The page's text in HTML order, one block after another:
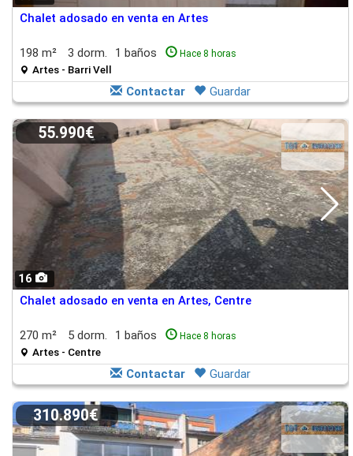
Chalet adosado en venta en Artes
198 m² 3 dorm. 1 baños Hace 8 horas
Artes - Barri Vell
Contactar Guardar
16
55.990€
Chalet adosado en venta en Artes, Centre
270 m² 5 dorm. 1 baños Hace 8 horas
Artes - Centre
Contactar Guardar
310.890€